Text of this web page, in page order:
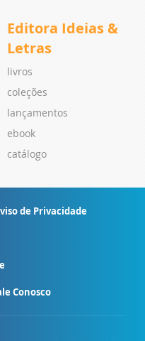
Editora Ideias &
Letras
livros
coleções
lançamentos
ebook
catálogo
de Privacidade
Conosco